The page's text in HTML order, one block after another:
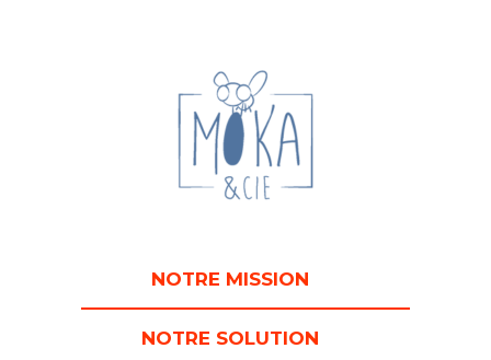
NOTRE MISSION
NOTRE SOLUTION